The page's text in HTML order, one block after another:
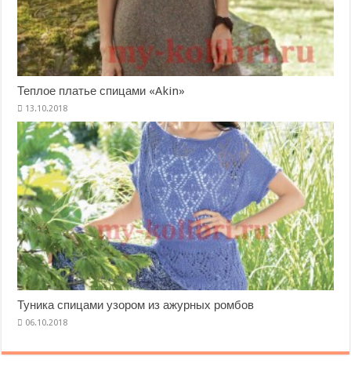
Теплое платье спицами «Akin»
Туника спицами узором из ажурных ромбов